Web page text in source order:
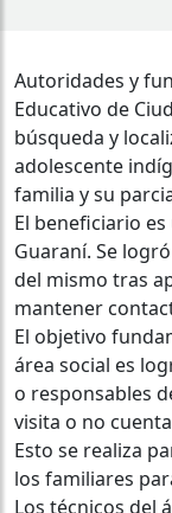
Autoridades y
Educativo de
búsqueda y
adolescente
familia y su
El beneficiario
Guaraní. Se
del mismo tras
mantener
El objetivo
área social es
o responsables
visita o no
Esto se realiza
los familiares
Los técnicos del